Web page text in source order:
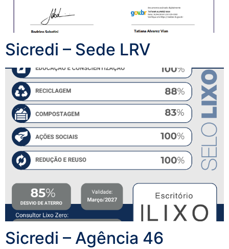
Sicredi – Sede LRV
Sicredi – Agência 46